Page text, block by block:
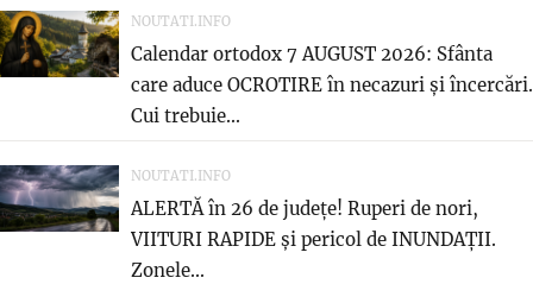
NOUTATI.INFO
Calendar ortodox 7 AUGUST 2026: Sfânta
care aduce OCROTIRE în necazuri și încercări.
Cui trebuie...
NOUTATI.INFO
ALERTĂ în 26 de județe! Ruperi de nori,
VIITURI RAPIDE și pericol de INUNDAȚII.
Zonele...